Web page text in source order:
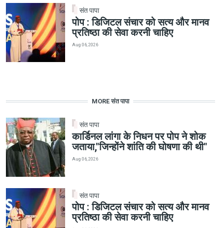
संत पापा
पोप : डिजिटल संचार को सत्य और मानव
प्रतिष्ठा की सेवा करनी चाहिए
Aug 06, 2026
MORE संत पापा
संत पापा
कार्डिनल लांगा के निधन पर पोप ने शोक
जताया,"जिन्होंने शांति की घोषणा की थी"
Aug 06, 2026
संत पापा
पोप : डिजिटल संचार को सत्य और मानव
प्रतिष्ठा की सेवा करनी चाहिए